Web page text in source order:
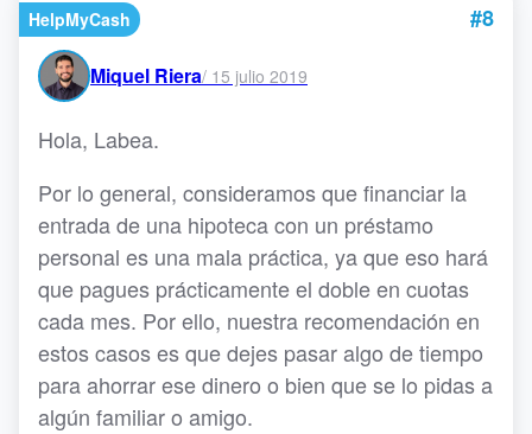
HelpMyCash #8
Miquel Riera/ 15 julio 2019
Hola, Labea.
Por lo general, consideramos que financiar la
entrada de una hipoteca con un préstamo
personal es una mala práctica, ya que eso hará
que pagues prácticamente el doble en cuotas
cada mes. Por ello, nuestra recomendación en
estos casos es que dejes pasar algo de tiempo
para ahorrar ese dinero o bien que se lo pidas a
algún familiar o amigo.